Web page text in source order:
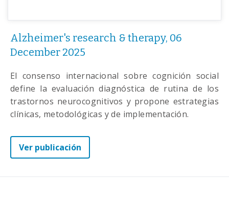
Alzheimer's research & therapy, 06
December 2025
El consenso internacional sobre cognición social
define la evaluación diagnóstica de rutina de los
trastornos neurocognitivos y propone estrategias
clínicas, metodológicas y de implementación.
Ver publicación